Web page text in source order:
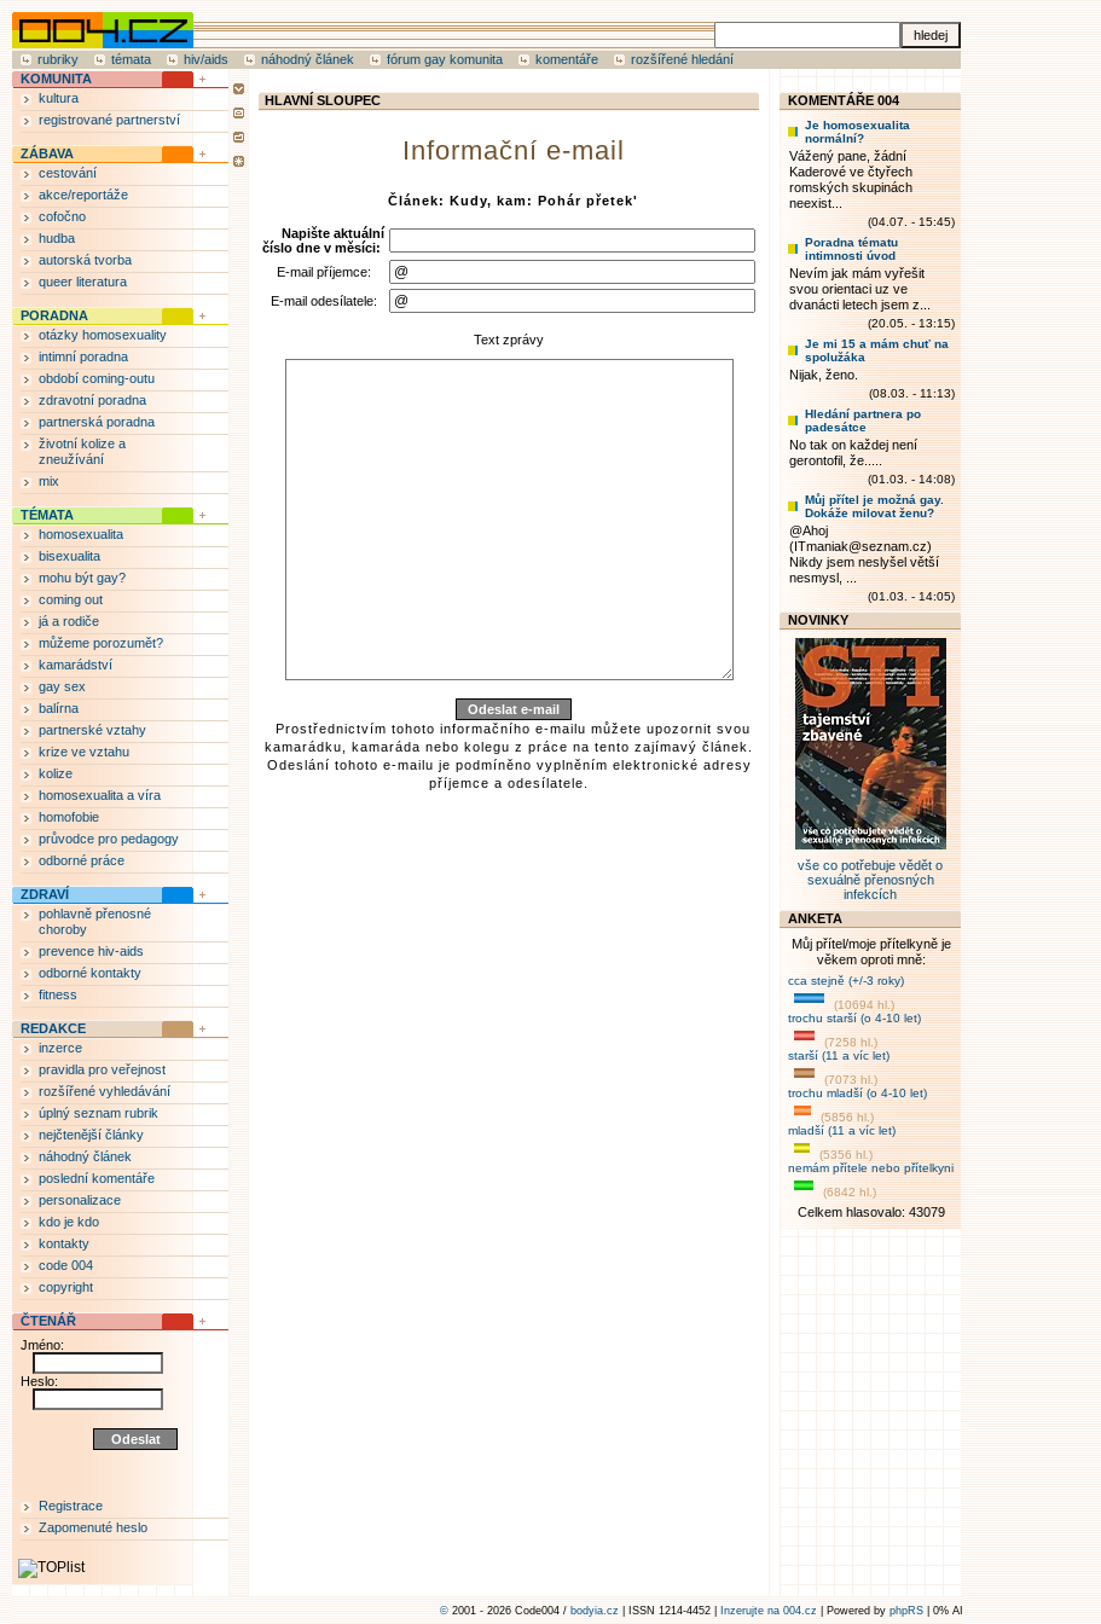
rubriky témata hiv/aids náhodný článek fórum gay komunita komentáře rozšířené hledání
HLAVNÍ SLOUPEC
Informační e-mail
Článek: Kudy, kam: Pohár přetek'
Napište aktuální
číslo dne v měsíci:
E-mail příjemce:
E-mail odesílatele:
Text zprávy
Prostřednictvím tohoto informačního e-mailu můžete upozornit svou
kamarádku, kamaráda nebo kolegu z práce na tento zajímavý článek.
Odeslání tohoto e-mailu je podmíněno vyplněním elektronické adresy
příjemce a odesílatele.
KOMUNITA
kultura
registrované partnerství
ZÁBAVA
cestování
akce/reportáže
cofočno
hudba
autorská tvorba
queer literatura
PORADNA
otázky homosexuality
intimní poradna
období coming-outu
zdravotní poradna
partnerská poradna
životní kolize a
zneužívání
mix
TÉMATA
homosexualita
bisexualita
mohu být gay?
coming out
já a rodiče
můžeme porozumět?
kamarádství
gay sex
balírna
partnerské vztahy
krize ve vztahu
kolize
homosexualita a víra
homofobie
průvodce pro pedagogy
odborné práce
ZDRAVÍ
pohlavně přenosné
choroby
prevence hiv-aids
odborné kontakty
fitness
REDAKCE
inzerce
pravidla pro veřejnost
rozšířené vyhledávání
úplný seznam rubrik
nejčtenější články
náhodný článek
poslední komentáře
personalizace
kdo je kdo
kontakty
code 004
copyright
ČTENÁŘ
Jméno:
Heslo:
Registrace
Zapomenuté heslo
KOMENTÁŘE 004
Je homosexualita
normální?
Vážený pane, žádní
Kaderové ve čtyřech
romských skupinách
neexist...
(04.07. - 15:45)
Poradna tématu
intimnosti úvod
Nevím jak mám vyřešit
svou orientaci uz ve
dvanácti letech jsem z...
(20.05. - 13:15)
Je mi 15 a mám chuť na
spolužáka
Nijak, ženo.
(08.03. - 11:13)
Hledání partnera po
padesátce
No tak on každej není
gerontofil, že.....
(01.03. - 14:08)
Můj přítel je možná gay.
Dokáže milovat ženu?
@Ahoj
(ITmaniak@seznam.cz)
Nikdy jsem neslyšel větší
nesmysl, ...
(01.03. - 14:05)
NOVINKY
vše co potřebuje vědět o
sexuálně přenosných
infekcích
ANKETA
Můj přítel/moje přítelkyně je
věkem oproti mně:
cca stejně (+/-3 roky)
(10694 hl.)
trochu starší (o 4-10 let)
(7258 hl.)
starší (11 a víc let)
(7073 hl.)
trochu mladší (o 4-10 let)
(5856 hl.)
mladší (11 a víc let)
(5356 hl.)
nemám přítele nebo přítelkyni
(6842 hl.)
Celkem hlasovalo: 43079
© 2001 - 2026 Code004 / bodyia.cz | ISSN 1214-4452 | Inzerujte na 004.cz | Powered by phpRS | 0% AI